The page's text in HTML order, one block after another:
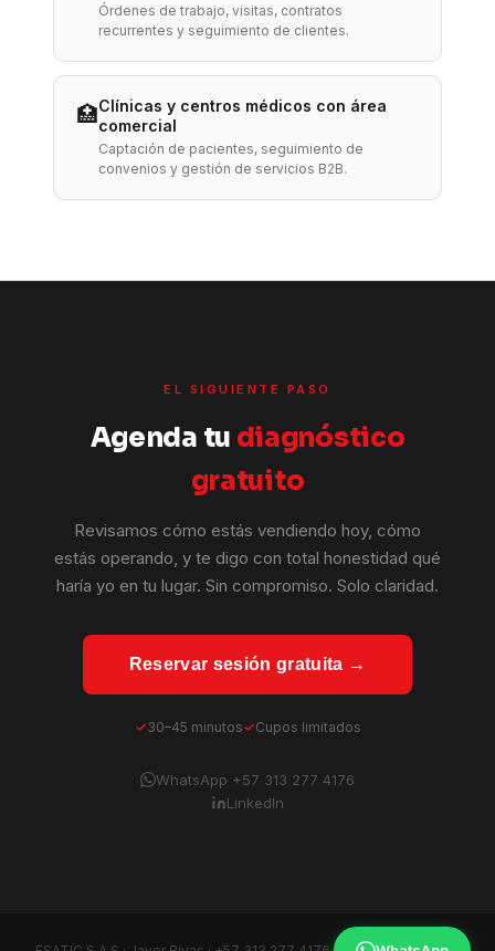
Órdenes de trabajo, visitas, contratos
recurrentes y seguimiento de clientes.
🏥Clínicas y centros médicos con área
comercial
Captación de pacientes, seguimiento de
convenios y gestión de servicios B2B.
EL SIGUIENTE PASO
Agenda tu diagnóstico
gratuito
Revisamos cómo estás vendiendo hoy, cómo
estás operando, y te digo con total honestidad qué
haría yo en tu lugar. Sin compromiso. Solo claridad.
Reservar sesión gratuita →
30–45 minutos Cupos limitados
WhatsApp +57 313 277 4176
LinkedIn